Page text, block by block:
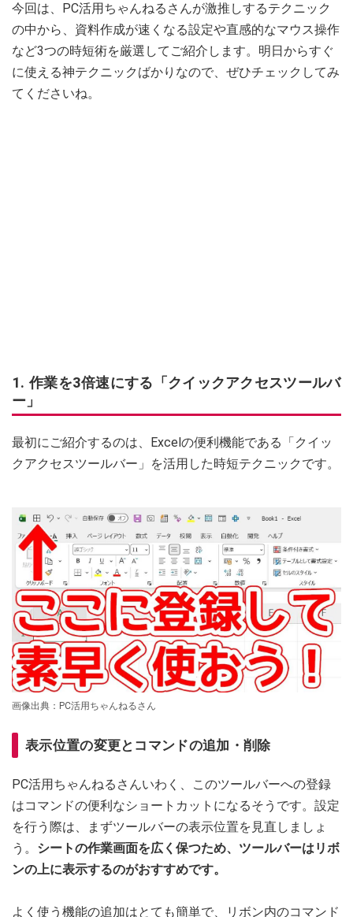
今回は、PC活用ちゃんねるさんが激推しするテクニック
の中から、資料作成が速くなる設定や直感的なマウス操作
など3つの時短術を厳選してご紹介します。明日からすぐ
に使える神テクニックばかりなので、ぜひチェックしてみ
てくださいね。
1. 作業を3倍速にする「クイックアクセスツールバ
ー」
最初にご紹介するのは、Excelの便利機能である「クイッ
クアクセスツールバー」を活用した時短テクニックです。
画像出典：PC活用ちゃんねるさん
表示位置の変更とコマンドの追加・削除
PC活用ちゃんねるさんいわく、このツールバーへの登録
はコマンドの便利なショートカットになるそうです。設定
を行う際は、まずツールバーの表示位置を見直しましょ
う。 シートの作業画面を広く保つため、ツールバーはリボ
ンの上に表示するのがおすすめです。
よく使う機能の追加はとても簡単で、リボン内のコマンド